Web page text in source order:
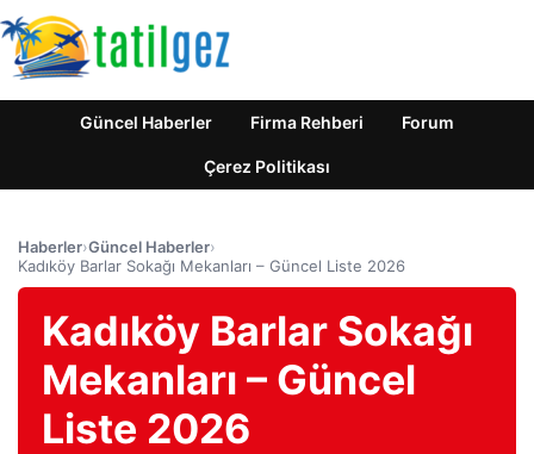
Güncel Haberler Firma Rehberi Forum
Çerez Politikası
Haberler›Güncel Haberler›
Kadıköy Barlar Sokağı Mekanları – Güncel Liste 2026
Kadıköy Barlar Sokağı
Mekanları – Güncel
Liste 2026